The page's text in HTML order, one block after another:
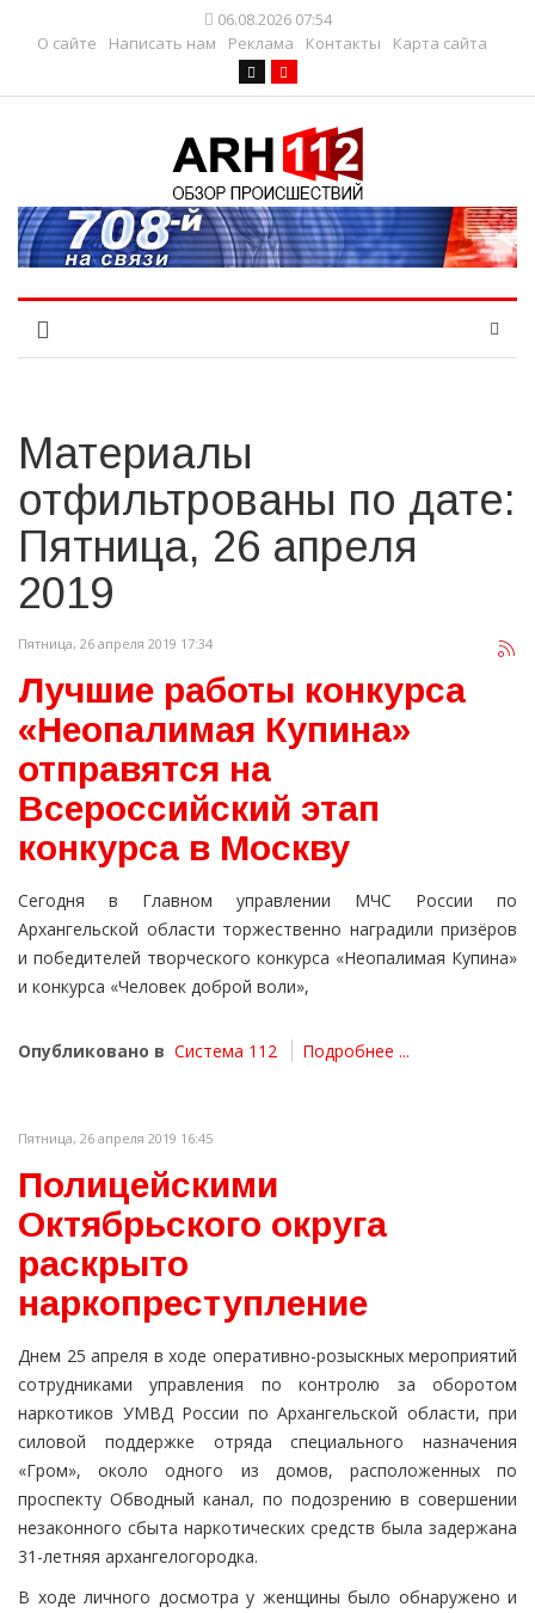
06.08.2026 07:54
О сайте
Написать нам Реклама Контакты Карта сайта
Материалы
отфильтрованы по дате:
Пятница, 26 апреля
2019
Пятница, 26 апреля 2019 17:34
Лучшие работы конкурса
«Неопалимая Купина»
отправятся на
Всероссийский этап
конкурса в Москву
Сегодня в Главном управлении МЧС России по
Архангельской области торжественно наградили призёров
и победителей творческого конкурса «Неопалимая Купина»
и конкурса «Человек доброй воли»,
Опубликовано в Система 112 Подробнее ...
Пятница, 26 апреля 2019 16:45
Полицейскими
Октябрьского округа
раскрыто
наркопреступление
Днем 25 апреля в ходе оперативно-розыскных мероприятий
сотрудниками управления по контролю за оборотом
наркотиков УМВД России по Архангельской области, при
силовой поддержке отряда специального назначения
«Гром», около одного из домов, расположенных по
проспекту Обводный канал, по подозрению в совершении
незаконного сбыта наркотических средств была задержана
31-летняя архангелогородка.
В ходе личного досмотра у женщины было обнаружено и